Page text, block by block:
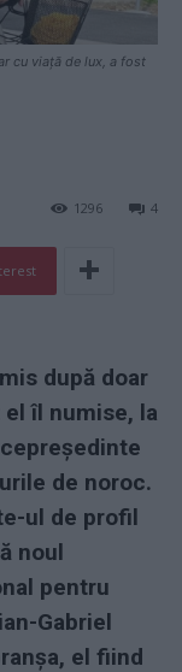
cu viață de lux, a fost
4
1296
după doar
îl numise, la
de noroc.
ul de profil
noul
pentru
Gabriel
el fiind